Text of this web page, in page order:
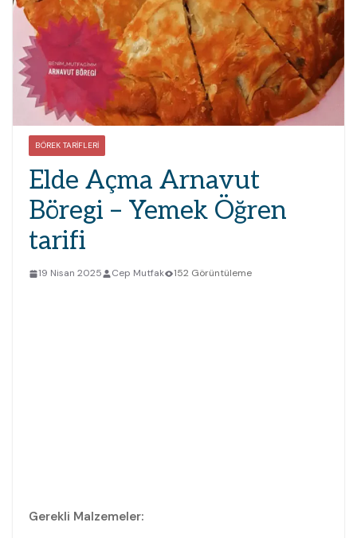
BÖREK TARIFLERI
Elde Açma Arnavut
Böregi – Yemek Öğren
tarifi
19 Nisan 2025 Cep Mutfak 152 Görüntüleme
Gerekli Malzemeler: